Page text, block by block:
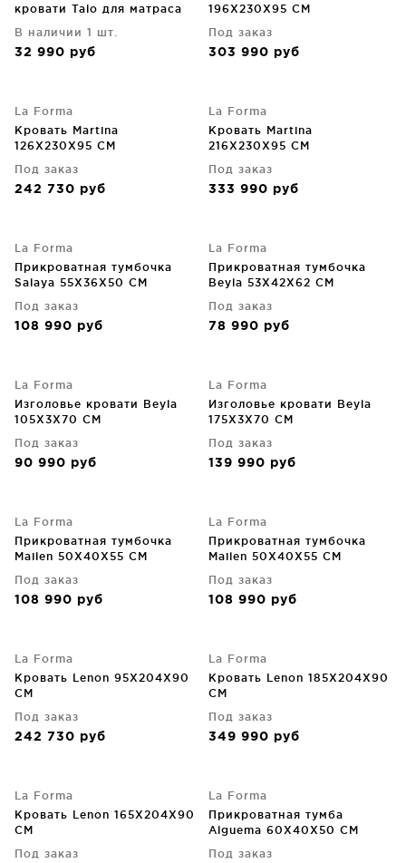
кровати Talo для матраса
В наличии 1 шт.
32 990 руб
196X230X95 CM
Под заказ
303 990 руб
La Forma
Кровать Martina
126X230X95 CM
Под заказ
242 730 руб
La Forma
Кровать Martina
216X230X95 CM
Под заказ
333 990 руб
La Forma
Прикроватная тумбочка
Salaya 55X36X50 CM
Под заказ
108 990 руб
La Forma
Прикроватная тумбочка
Beyla 53X42X62 CM
Под заказ
78 990 руб
La Forma
Изголовье кровати Beyla
105X3X70 CM
Под заказ
90 990 руб
La Forma
Изголовье кровати Beyla
175X3X70 CM
Под заказ
139 990 руб
La Forma
Прикроватная тумбочка
Mailen 50X40X55 CM
Под заказ
108 990 руб
La Forma
Прикроватная тумбочка
Mailen 50X40X55 CM
Под заказ
108 990 руб
La Forma
Кровать Lenon 95X204X90
CM
Под заказ
242 730 руб
La Forma
Кровать Lenon 185X204X90
CM
Под заказ
349 990 руб
La Forma
Кровать Lenon 165X204X90
CM
Под заказ
La Forma
Прикроватная тумба
Alguema 60X40X50 CM
Под заказ